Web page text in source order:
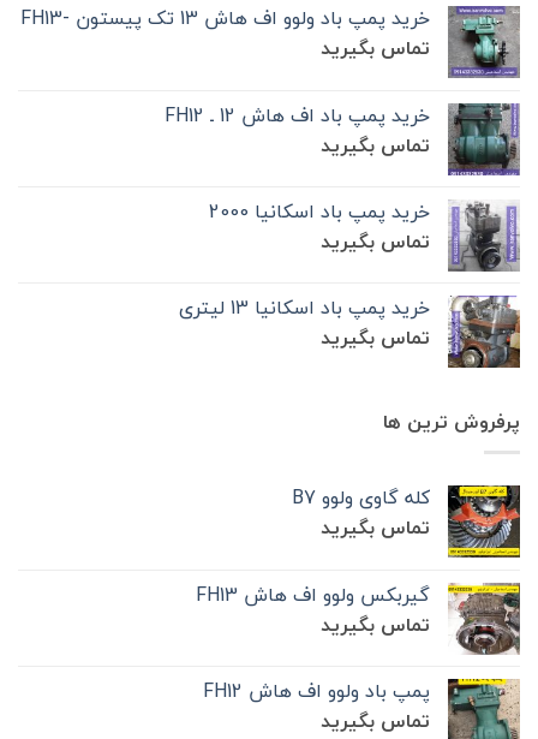
خرید پمپ باد ولوو اف هاش 13 تک‌ پیستون -FH13
تماس بگیرید
خرید پمپ باد اف هاش 12 ـ FH12
تماس بگیرید
خرید پمپ باد اسکانیا 2000
تماس بگیرید
خرید پمپ باد اسکانیا 13 لیتری
تماس بگیرید
پرفروش ترین ها
کله گاوی ولوو B7
تماس بگیرید
گیربکس ولوو اف هاش FH13
تماس بگیرید
پمپ باد ولوو اف هاش FH12
تماس بگیرید